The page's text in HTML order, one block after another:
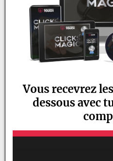
Vous recevrez
dessous avec